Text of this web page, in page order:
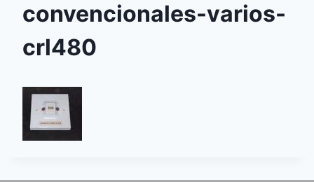
convencionales-varios-
crl480